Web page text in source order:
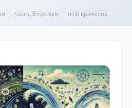
— увага, Водоліям — нові враження